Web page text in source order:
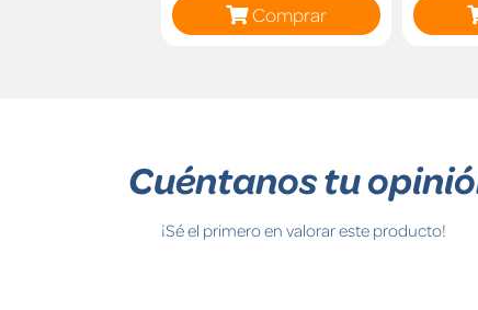
Comprar
Cuéntanos tu
¡Sé el primero en valorar este producto!